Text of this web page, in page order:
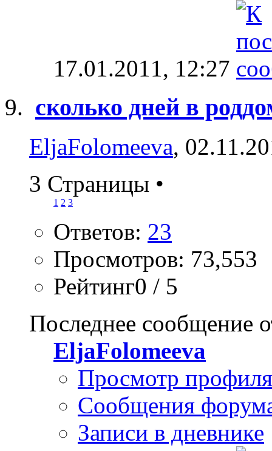
17.01.2011, 12:27
сколько дней в
EljaFolomeeva,
3 Страницы •
1 2 3
Ответов: 23
Просмотров: 73,553
Рейтинг0 / 5
Последнее сообщение
EljaFolomeeva
Просмотр профиля
Сообщения
Записи в дневнике